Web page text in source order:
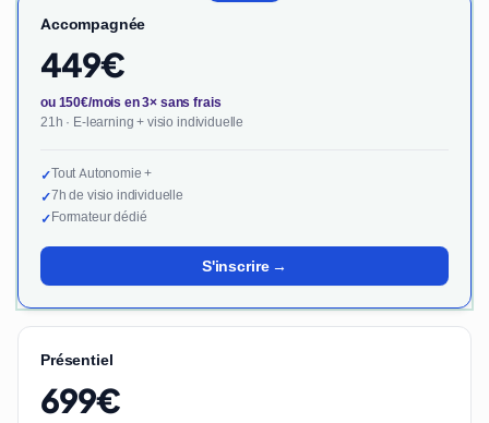
Accompagnée
449€
ou 150€/mois en 3× sans frais
21h · E-learning + visio individuelle
✓Tout Autonomie +
✓7h de visio individuelle
✓Formateur dédié
S'inscrire →
Présentiel
699€